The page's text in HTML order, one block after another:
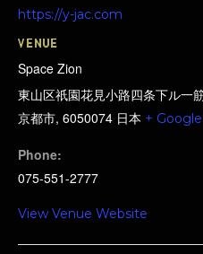
https://y-jac.com
VENUE
Space Zion
東山区祇園花見小路四条下ル一
京都市, 6050074 日本 +
Phone:
075-551-2777
View Venue Website